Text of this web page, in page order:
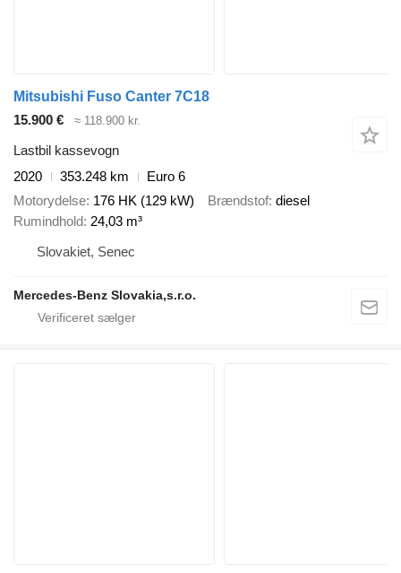
Mitsubishi Fuso Canter 7C18
15.900 €
≈ 118.900 kr.
Lastbil kassevogn
2020
353.248 km
Euro 6
Motorydelse 176 HK (129 kW) Brændstof diesel
Rumindhold 24,03 m³
Slovakiet, Senec
Mercedes-Benz Slovakia,s.r.o.